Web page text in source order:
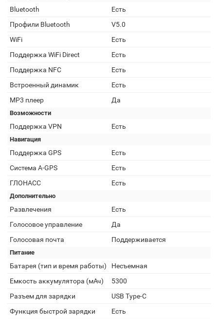
Bluetooth
Есть
Профили Bluetooth
V5.0
WiFi
Есть
Поддержка WiFi Direct
Есть
Поддержка NFC
Есть
Встроенный динамик
Есть
MP3 плеер
Да
Возможности
Поддержка VPN Есть
Навигация
Поддержка GPS
Есть
Cистема A-GPS
Есть
ГЛОНАСС
Есть
Дополнительно
Развлечения
Есть
Голосовое управление
Да
Голосовая почта
Поддерживается
Питание
Батарея (тип и время работы)
Несъемная
Емкость аккумулятора (мАч)
5300
Разъем для зарядки
USB Type-C
Функция быстрой зарядки
Есть